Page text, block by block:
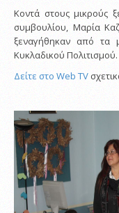
Κοντά στους μικρούς
συμβουλίου, Μαρία
ξεναγήθηκαν από τα
Κυκλαδικού Πολιτισμού.
Δείτε στο Web TV